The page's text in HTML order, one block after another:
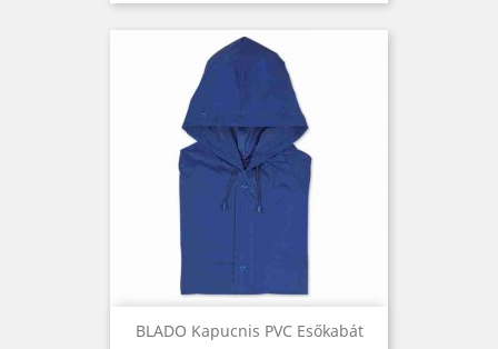
BLADO Kapucnis PVC Esőkabát